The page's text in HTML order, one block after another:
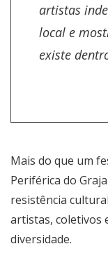
artistas
local e
existe
Mais do que um
Periférica do
resistência
artistas, coletivos
diversidade.